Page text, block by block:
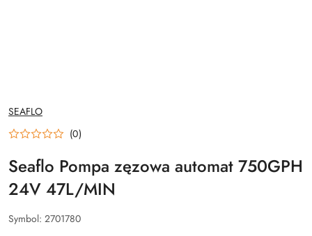
NAZWA
PRODUCENTA:
SEAFLO
(0)
Seaflo Pompa zęzowa automat 750GPH
24V 47L/MIN
Symbol: 2701780